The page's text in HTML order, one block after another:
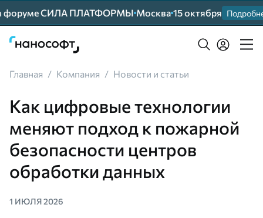
СИЛА ПЛАТФОРМЫ Москва 15 октября Подробнее
Главная / Компания / Новости и статьи
Как цифровые технологии
меняют подход к пожарной
безопасности центров
обработки данных
1 ИЮЛЯ 2026